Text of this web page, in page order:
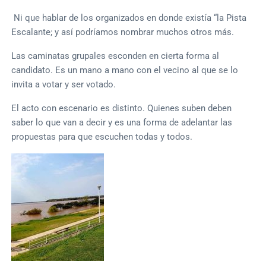
Ni que hablar de los organizados en donde existía “la Pista
Escalante; y así podríamos nombrar muchos otros más.
Las caminatas grupales esconden en cierta forma al
candidato. Es un mano a mano con el vecino al que se lo
invita a votar y ser votado.
El acto con escenario es distinto. Quienes suben deben
saber lo que van a decir y es una forma de adelantar las
propuestas para que escuchen todas y todos.